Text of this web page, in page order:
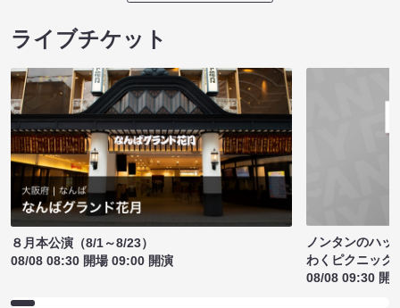
ライブチケット
８月本公演（8/1～8/23）
08/08 08:30 開場 09:00 開演
ノンタンのハッ
わくピクニック
08/08 09:30 開